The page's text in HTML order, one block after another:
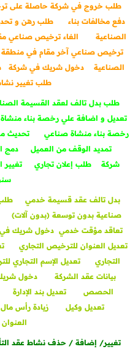
طلب خروج في شركة حاصلة على
دفع مخالفات بناء
طلب رهن و
الصناعية
الغاء ترخيص صناعي
ترخيص صناعي آخر مقام في منطقة
الصناعية
دخول شريك في شركة
طلب تغيير
طلب بدل تالف لعقد القسيمة
تعديل و اضافة علي رخصة بناء
رخصة بناء منشاة صناعي
تحديث
تمديد الوقف من العميل
دمج
شركة
طلب إعلان تجاري تغيير
بدل تالف عقد قسيمة خدمي
صناعية بدون توسعة (بدون آلات)
تعاقد مؤقت خدمي دخول شريك
تعديل العنوان للترخيص التجاري
التجاري
تعديل الإسم التجاري
بيانات عقد الشركة
دخول
الحصص
تعديل بند الإدارة
تعديل وكيل
زيادة رأس مال
تغيير/ إضافة / حذف نشاط عقد